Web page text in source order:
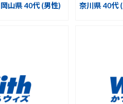
山県 40代 (男性)
奈川県 40代